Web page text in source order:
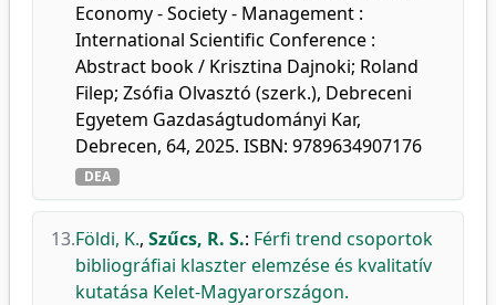
Economy - Society - Management :
International Scientific Conference :
Abstract book / Krisztina Dajnoki; Roland
Filep; Zsófia Olvasztó (szerk.), Debreceni
Egyetem Gazdaságtudományi Kar,
Debrecen, 64, 2025. ISBN: 9789634907176
DEA
13.Földi, K., Szűcs, R. S.: Férfi trend csoportok
bibliográfiai klaszter elemzése és kvalitatív
kutatása Kelet-Magyarországon.